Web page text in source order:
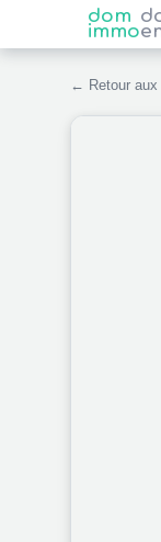
dom
immo
← Retour aux